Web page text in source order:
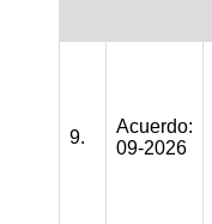
9.
Acuerdo:
09-2026